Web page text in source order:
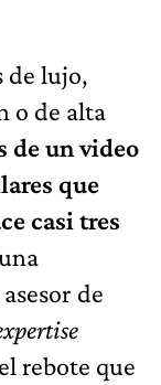
de lujo,
o de alta
de un video
que
casi tres
de
rebote que